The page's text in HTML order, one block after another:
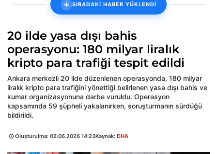
SIRADAKİ HABER YÜKLENDİ
20 ilde yasa dışı bahis
operasyonu: 180 milyar liralık
kripto para trafiği tespit edildi
Ankara merkezli 20 ilde düzenlenen operasyonda, 180 milyar
liralık kripto para trafiğini yönettiği belirlenen yasa dışı bahis ve
kumar organizasyonuna darbe vuruldu. Operasyon
kapsamında 59 şüpheli yakalanırken, soruşturmanın sürdüğü
bildirildi.
Oluşturulma: 02.06.2026 14:23Kaynak: DHA